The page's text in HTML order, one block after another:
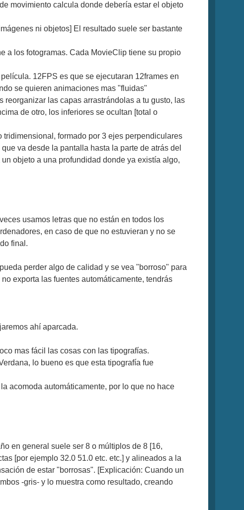
movimiento calcula donde debería estar el objeto
ni objetos] El resultado suele ser bastante
a los fotogramas. Cada MovieClip tiene su propio
12FPS es que se ejecutaran 12frames en
se quieren animaciones mas "fluidas"
las capas arrastrándolas a tu gusto, las
de otro, los inferiores se ocultan [total o
formado por 3 ejes perpendiculares
va desde la pantalla hasta la parte de atrás del
objeto a una profundidad donde ya existía algo,
usamos letras que no están en todos los
en caso de que no estuvieran y no se
final.
perder algo de calidad y se vea "borroso" para
exporta las fuentes automáticamente, tendrás
ahí aparcada.
mas fácil las cosas con las tipografías.
lo bueno es que esta tipografía fue
acomoda automáticamente, por lo que no hace
en general suele ser 8 o múltiplos de 8 [16,
[por ejemplo 32.0 51.0 etc. etc.] y alineados a la
de estar "borrosas". [Explicación: Cuando un
-gris- y lo muestra como resultado, creando